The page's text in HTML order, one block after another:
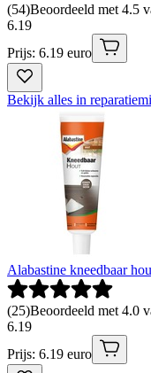
(54)Beoordeeld met 4.5
6.19
Prijs: 6.19 euro
Bekijk alles in
Alabastine kneedbaar
(25)Beoordeeld met 4.0
6.19
Prijs: 6.19 euro